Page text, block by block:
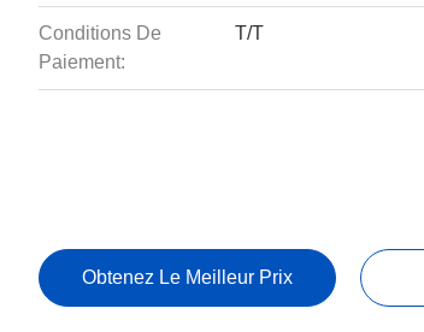
Conditions De
Paiement:
T/T
Obtenez Le Meilleur Prix